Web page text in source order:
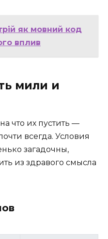
як мовний код
вплив
мили и
что их пустить —
всегда. Условия
загадочны,
из здравого смысла